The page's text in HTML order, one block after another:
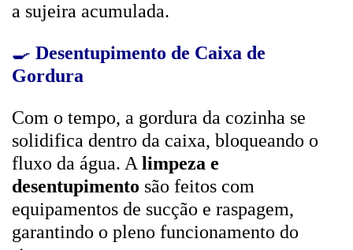
a sujeira acumulada.
🍳 Desentupimento de Caixa de
Gordura
Com o tempo, a gordura da cozinha se
solidifica dentro da caixa, bloqueando o
fluxo da água. A limpeza e
desentupimento são feitos com
equipamentos de sucção e raspagem,
garantindo o pleno funcionamento do